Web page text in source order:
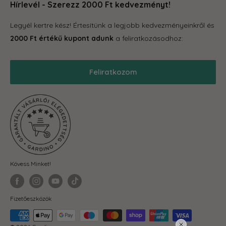
Grill
Balkonkertészet
Téli termékek
Fit-out cégeknek
Kapcsolat
Gardino Hűségprogram
Reklamáció, garancia
Adatkezelési Tájékoztató
Visszaküldés és elállás
Hírlevél - Szerezz 2000 Ft kedvezményt!
Legyél kertre kész! Értesítünk a legjobb kedvezményeinkről és
2000 Ft értékű kupont adunk a feliratkozásodhoz:
Feliratkozom
Kövess Minket!
Fizetőeszközök